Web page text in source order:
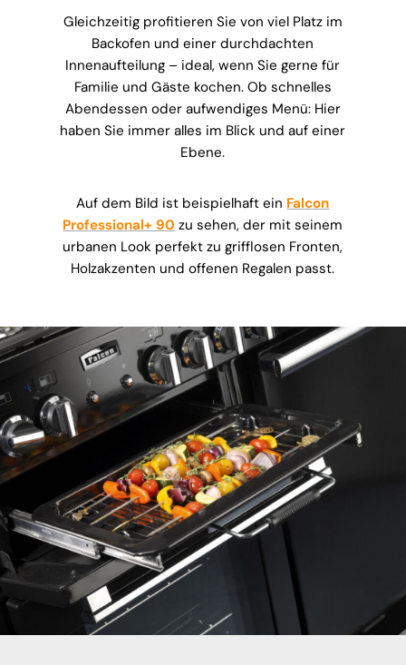
Gleichzeitig profitieren Sie von viel Platz im
Backofen und einer durchdachten
Innenaufteilung – ideal, wenn Sie gerne für
Familie und Gäste kochen. Ob schnelles
Abendessen oder aufwendiges Menü: Hier
haben Sie immer alles im Blick und auf einer
Ebene.
Auf dem Bild ist beispielhaft ein Falcon
Professional+ 90 zu sehen, der mit seinem
urbanen Look perfekt zu grifflosen Fronten,
Holzakzenten und offenen Regalen passt.